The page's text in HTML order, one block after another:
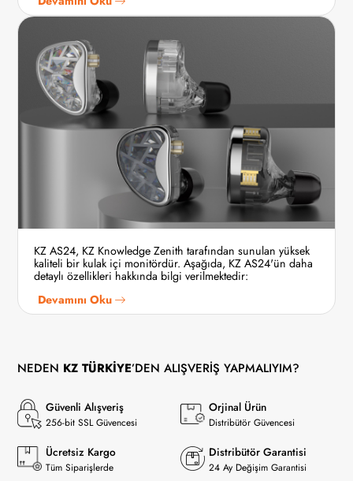
KZ AS24, KZ Knowledge Zenith tarafından sunulan yüksek
kaliteli bir kulak içi monitördür. Aşağıda, KZ AS24'ün daha
detaylı özellikleri hakkında bilgi verilmektedir:
Devamını Oku
NEDEN KZ TÜRKİYE’DEN ALIŞVERİŞ YAPMALIYIM?
Güvenli Alışveriş
256-bit SSL Güvencesi
Orjinal Ürün
Distribütör Güvencesi
Ücretsiz Kargo
Tüm Siparişlerde
Distribütör Garantisi
24 Ay Değişim Garantisi